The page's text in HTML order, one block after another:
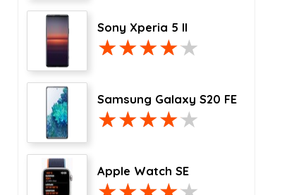
Sony Xperia 5 II
Samsung Galaxy S20 FE
Apple Watch SE